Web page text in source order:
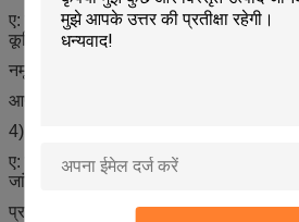
ए: हम आपको नमूनों की पेशकश करने के लिए
कूरियर की लागत का भुगतान करने की उम्मीद है,
नमूने बना सकते हैं
आपके डिजाइन के अनुसार
4) प्रश्न: गुणवत्ता नियंत्रण के बारे में आपका
ए: हमारे कारखाने में, हमारे पास विशेष गुणवत्ता
जांच करेंगे
प्रत्येक प्रक्रिया में गुणवत्ता;